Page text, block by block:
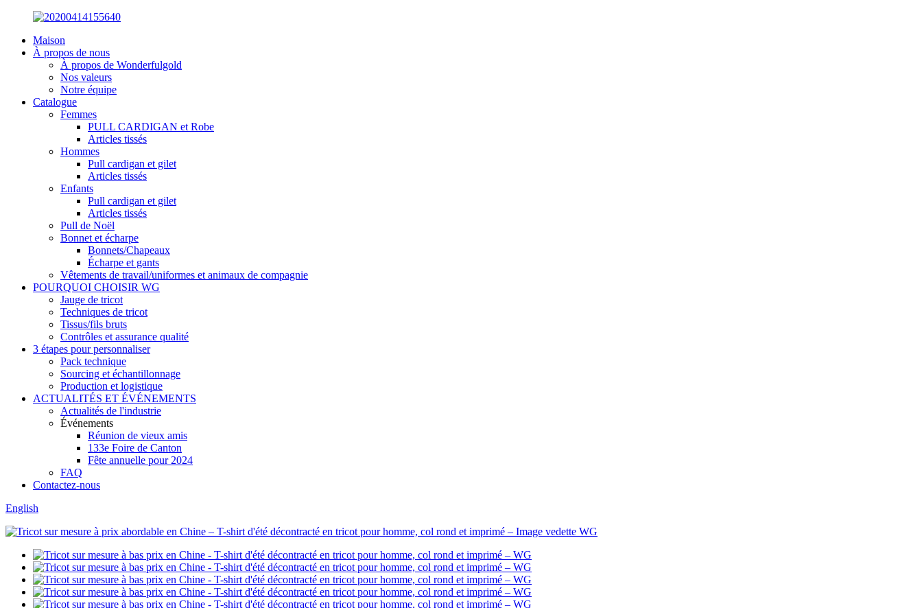
Maison
À propos de nous
À propos de Wonderfulgold
Nos valeurs
Notre équipe
Catalogue
Femmes
PULL CARDIGAN et Robe
Articles tissés
Hommes
Pull cardigan et gilet
Articles tissés
Enfants
Pull cardigan et gilet
Articles tissés
Pull de Noël
Bonnet et écharpe
Bonnets/Chapeaux
Écharpe et gants
Vêtements de travail/uniformes et animaux de compagnie
POURQUOI CHOISIR WG
Jauge de tricot
Techniques de tricot
Tissus/fils bruts
Contrôles et assurance qualité
3 étapes pour personnaliser
Pack technique
Sourcing et échantillonnage
Production et logistique
ACTUALITÉS ET ÉVÉNEMENTS
Actualités de l'industrie
Événements
Réunion de vieux amis
133e Foire de Canton
Fête annuelle pour 2024
FAQ
Contactez-nous
English